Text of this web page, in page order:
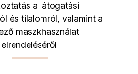
a látogatási
és tilalomról, valamint a
maszkhasználat
elrendeléséről